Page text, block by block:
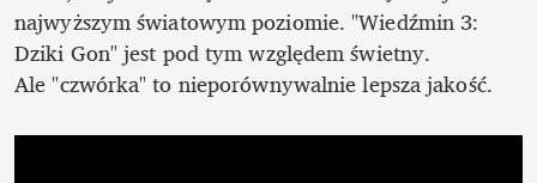
najwyższym światowym poziomie. "Wiedźmin 3:
Dziki Gon" jest pod tym względem świetny.
Ale "czwórka" to nieporównywalnie lepsza jakość.